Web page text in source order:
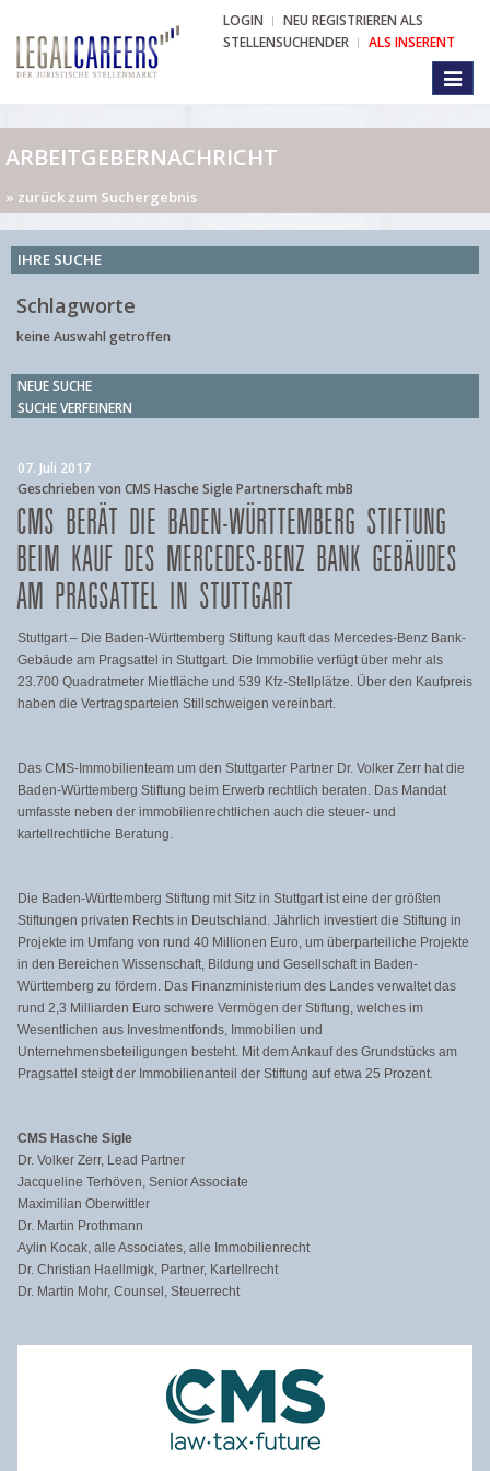
LOGIN
NEU REGISTRIEREN ALS
STELLENSUCHENDER
ALS INSERENT
ARBEITGEBERNACHRICHT
» zurück zum Suchergebnis
IHRE SUCHE
Schlagworte
keine Auswahl getroffen
NEUE SUCHE
SUCHE VERFEINERN
07. Juli 2017
Geschrieben von CMS Hasche Sigle Partnerschaft mbB
CMS BERÄT DIE BADEN-WÜRTTEMBERG STIFTUNG
BEIM KAUF DES MERCEDES-BENZ BANK GEBÄUDES
AM PRAGSATTEL IN STUTTGART
Stuttgart – Die Baden-Württemberg Stiftung kauft das Mercedes-Benz Bank-
Gebäude am Pragsattel in Stuttgart. Die Immobilie verfügt über mehr als
23.700 Quadratmeter Mietfläche und 539 Kfz-Stellplätze. Über den Kaufpreis
haben die Vertragsparteien Stillschweigen vereinbart.
Das CMS-Immobilienteam um den Stuttgarter Partner Dr. Volker Zerr hat die
Baden-Württemberg Stiftung beim Erwerb rechtlich beraten. Das Mandat
umfasste neben der immobilienrechtlichen auch die steuer- und
kartellrechtliche Beratung.
Die Baden-Württemberg Stiftung mit Sitz in Stuttgart ist eine der größten
Stiftungen privaten Rechts in Deutschland. Jährlich investiert die Stiftung in
Projekte im Umfang von rund 40 Millionen Euro, um überparteiliche Projekte
in den Bereichen Wissenschaft, Bildung und Gesellschaft in Baden-
Württemberg zu fördern. Das Finanzministerium des Landes verwaltet das
rund 2,3 Milliarden Euro schwere Vermögen der Stiftung, welches im
Wesentlichen aus Investmentfonds, Immobilien und
Unternehmensbeteiligungen besteht. Mit dem Ankauf des Grundstücks am
Pragsattel steigt der Immobilienanteil der Stiftung auf etwa 25 Prozent.
CMS Hasche Sigle
Dr. Volker Zerr, Lead Partner
Jacqueline Terhöven, Senior Associate
Maximilian Oberwittler
Dr. Martin Prothmann
Aylin Kocak, alle Associates, alle Immobilienrecht
Dr. Christian Haellmigk, Partner, Kartellrecht
Dr. Martin Mohr, Counsel, Steuerrecht